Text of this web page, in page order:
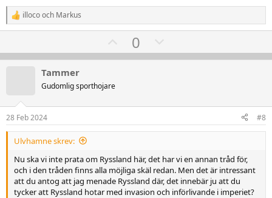
R
e
t
r
:
illocooch Markus
U
p
e
0
o
o
t
Tammer
Gudomlig sporthojare
28 Feb 2024 #8
Ulvhamne skrev:
Nu ska vi inte prata om Ryssland här, det har vi en annan tråd för,
och i den tråden finns alla möjliga skäl redan. Men det är intressant
att du antog att jag menade Ryssland där, det innebär ju att du
tycker att Ryssland hotar med invasion och införlivande i imperiet?